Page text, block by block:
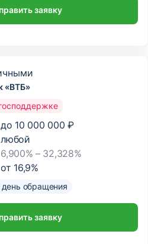
заявку
«ВТБ»
до 10 000 000 ₽
любой
6,900% – 32,328%
от 16,9%
день обращения
заявку